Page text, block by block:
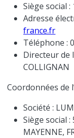
Siège social :
Adresse
france.fr
Téléphone :
Directeur de
COLLIGNAN
Coordonnées de
Société :
Siège social
MAYENNE,